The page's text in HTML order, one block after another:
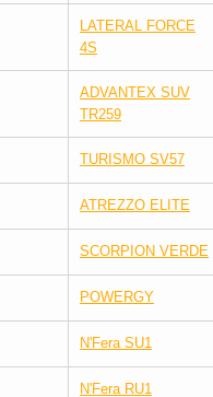
LATERAL FORCE
4S
ADVANTEX SUV
TR259
TURISMO SV57
ATREZZO ELITE
SCORPION VERDE
POWERGY
N'Fera SU1
N'Fera RU1